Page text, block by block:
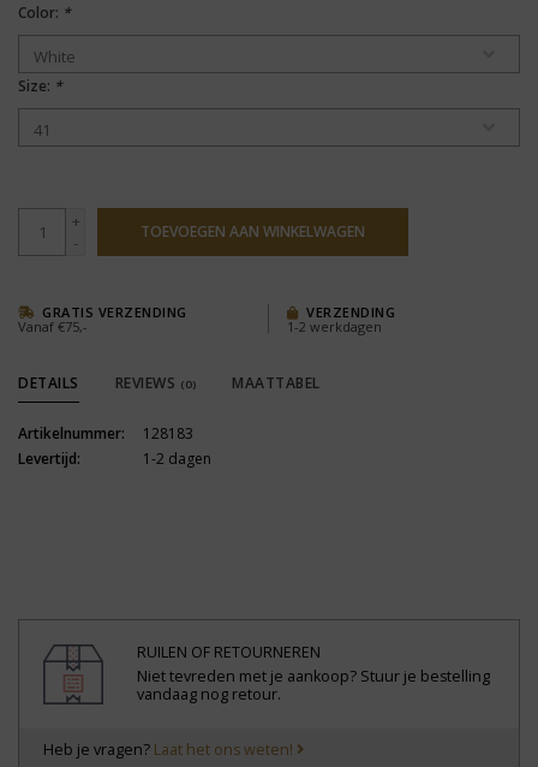
Color: *
Size: *
+
-
TOEVOEGEN AAN WINKELWAGEN
GRATIS VERZENDING
Vanaf €75,-
VERZENDING
1-2 werkdagen
DETAILS REVIEWS (0) MAATTABEL
Artikelnummer:
128183
Levertijd:
1-2 dagen
RUILEN OF RETOURNEREN
Niet tevreden met je aankoop? Stuur je bestelling
vandaag nog retour.
Heb je vragen? Laat het ons weten!